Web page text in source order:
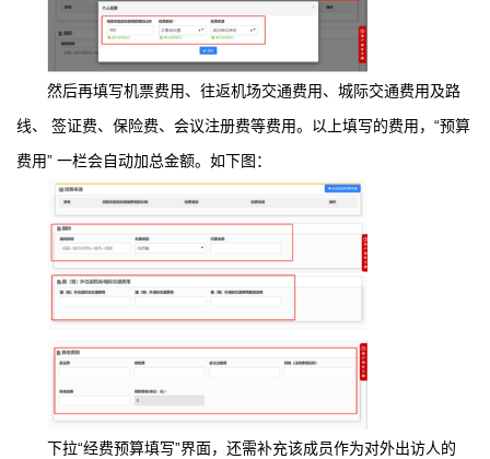
然后再填写机票费用、往返机场交通费用、城际交通费用及路
线、 签证费、保险费、会议注册费等费用。以上填写的费用，“预算
费用” 一栏会自动加总金额。如下图：
下拉“经费预算填写”界面，还需补充该成员作为对外出访人的